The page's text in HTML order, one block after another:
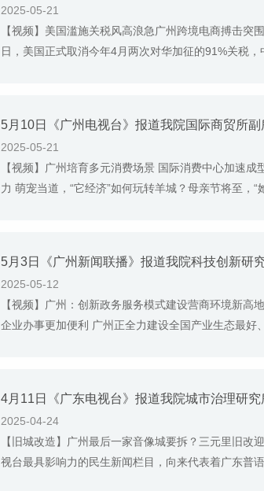
2025-05-21
【视频】美国滥施关税风高浪急广州跨境电商搏击突
日，美国正式取消今年4月两次对华加征的91%关税，
5月10日《广州电视台》报道我院国际商贸所
2025-05-21
【视频】广州培育多元消费场景 国际消费中心加速
力 萌宠当道，“它经济”如何玩转羊城？母亲节将至，“
5月3日《广州新闻联播》报道我院科技创新研
2025-05-12
【视频】广州：创新政务服务模式建设营商环境新高
企业办事更加便利 广州正全力建设全国产业生态最好
4月11日《广东电视台》报道我院城市治理研
2025-04-24
【旧城改造】广州最后一家音像城要拆？三元里旧改
视台最具影响力的民生新闻栏目，向来代表着广东普